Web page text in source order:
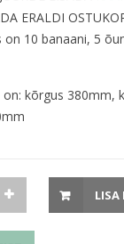
ERALDI
on 10 banaani, 5
kõrgus 380mm,
LISA